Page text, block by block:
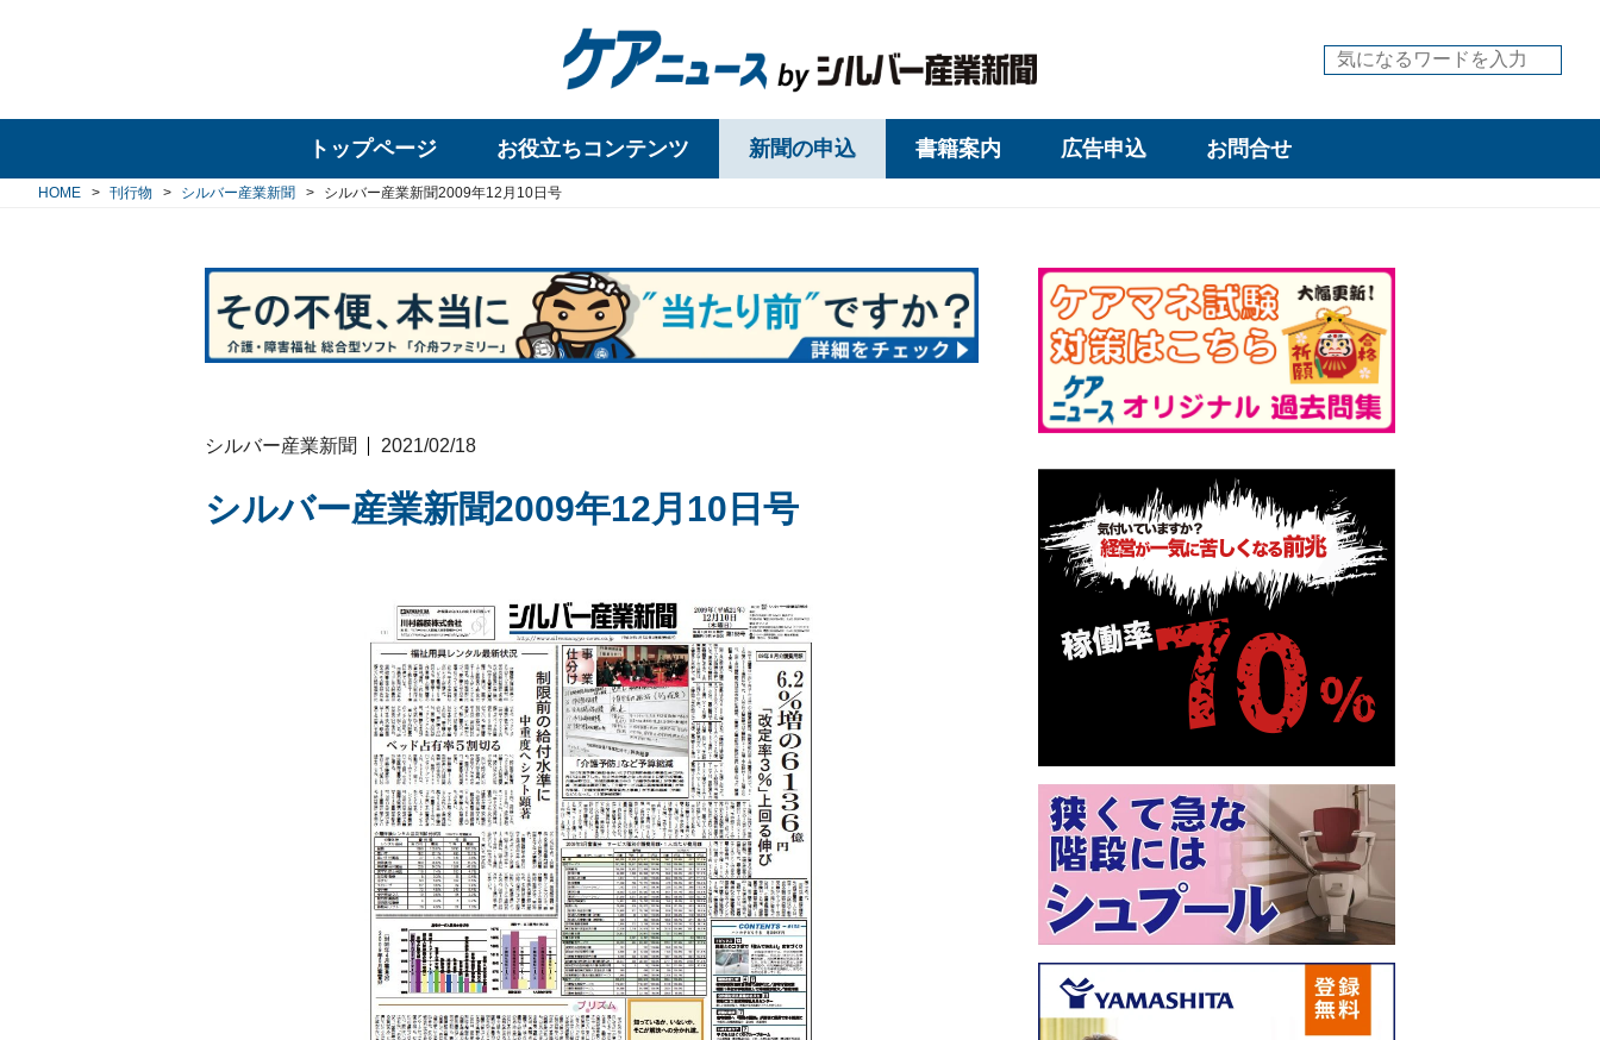
トップページ お役立ちコンテンツ 新聞の申込 書籍案内 広告申込 お問合せ
HOME 刊行物 シルバー産業新聞 シルバー産業新聞2009年12月10日号
シルバー産業新聞 2021/02/18
シルバー産業新聞2009年12月10日号